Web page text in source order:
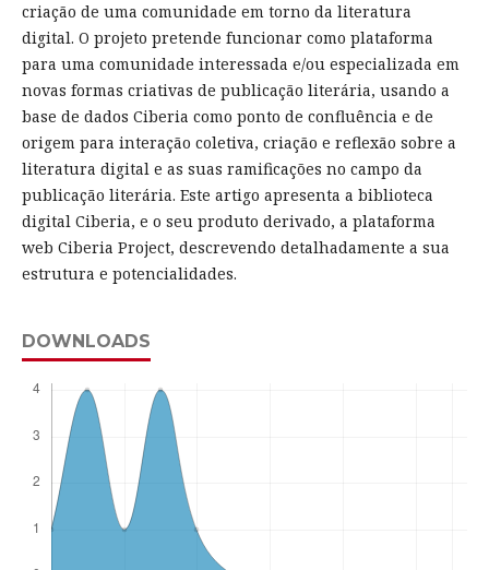
criação de uma comunidade em torno da literatura
digital. O projeto pretende funcionar como plataforma
para uma comunidade interessada e/ou especializada em
novas formas criativas de publicação literária, usando a
base de dados Ciberia como ponto de confluência e de
origem para interação coletiva, criação e reflexão sobre a
literatura digital e as suas ramificações no campo da
publicação literária. Este artigo apresenta a biblioteca
digital Ciberia, e o seu produto derivado, a plataforma
web Ciberia Project, descrevendo detalhadamente a sua
estrutura e potencialidades.
DOWNLOADS